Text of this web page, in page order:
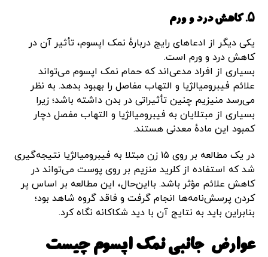
۵. کاهش درد و ورم
یکی دیگر از ادعاهای رایج دربارهٔ نمک اپسوم، تأثیر آن در
کاهش درد و ورم است.
بسیاری از افراد مدعی‌اند که حمام نمک اپسوم می‌تواند
علائم فیبرومیالژیا و التهاب مفاصل را بهبود بدهد. به‌ نظر
می‌رسد منیزیم چنین تأثیراتی در بدن داشته باشد؛ زیرا
بسیاری از مبتلایان به فیبرومیالژیا و التهاب مفصل دچار
کمبود این مادهٔ معدنی هستند.
در یک مطالعه بر روی ۱۵ زن مبتلا به فیبرومیالژیا نتیجه‌گیری
شد که استفاده از کلرید منزیم بر روی پوست می‌تواند در
کاهش علائم مؤثر باشد. بااین‌حال، این مطالعه بر اساس پر
کردن پرسش‌نامه‌ها انجام گرفت و فاقد گروه شاهد بود؛
بنابراین باید به نتایج آن با دید شکاکانه نگاه کرد.
عوارض جانبی نمک اپسوم چیست